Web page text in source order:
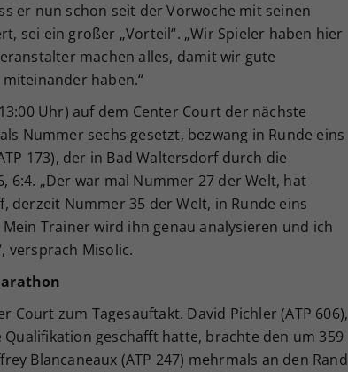
er nun schon seit der Vorwoche mit seinen
sei ein großer „Vorteil“. „Wir Spieler haben hier
machen alles, damit wir gute
haben.“
Uhr) auf dem Center Court der nächste
Nummer sechs gesetzt, bezwang in Runde eins
173), der in Bad Waltersdorf durch die
6:4. „Der war mal Nummer 27 der Welt, hat
derzeit Nummer 35 der Welt, in Runde eins
Trainer wird ihn genau analysieren und ich
versprach Misolic.
Court zum Tagesauftakt. David Pichler (ATP 606),
geschafft hatte, brachte den um 359
Blancaneaux (ATP 247) mehrmals an den Rand